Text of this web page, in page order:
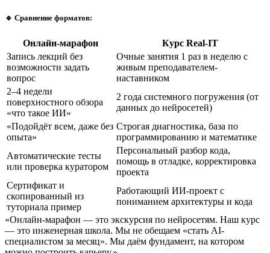
🔹 Сравнение форматов:
Онлайн-марафон
Курс Real-IT
Запись лекций без
возможности задать
вопрос
Очные занятия 1 раз в неделю с
живым преподавателем-
наставником
2–4 недели
поверхностного обзора
«что такое ИИ»
2 года системного погружения (от
данных до нейросетей)
«Подойдёт всем, даже без
опыта»
Строгая диагностика, база по
программированию и математике
Автоматические тесты
или проверка куратором
Персональный разбор кода,
помощь в отладке, корректировка
проекта
Сертификат и
скопированный из
туториала пример
Работающий ИИ-проект с
пониманием архитектуры и кода
«Онлайн-марафон — это экскурсия по нейросетям. Наш курс
— это инженерная школа. Мы не обещаем «стать AI-
специалистом за месяц». Мы даём фундамент, на котором